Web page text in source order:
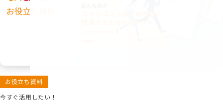
お役立ち資料
今すぐ活用したい！